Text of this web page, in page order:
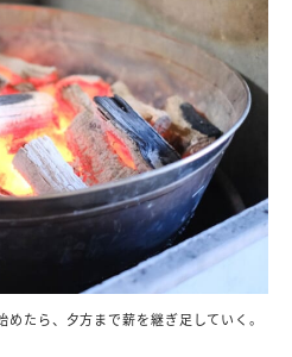
たら、夕方まで薪を継ぎ足していく。